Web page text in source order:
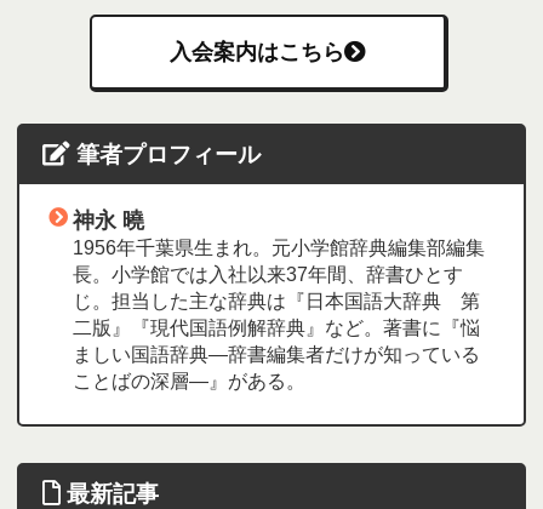
入会案内はこちら
筆者プロフィール
神永 曉
1956年千葉県生まれ。元小学館辞典編集部編集
長。小学館では入社以来37年間、辞書ひとす
じ。担当した主な辞典は『日本国語大辞典 第
二版』『現代国語例解辞典』など。著書に『悩
ましい国語辞典―辞書編集者だけが知っている
ことばの深層―』がある。
最新記事